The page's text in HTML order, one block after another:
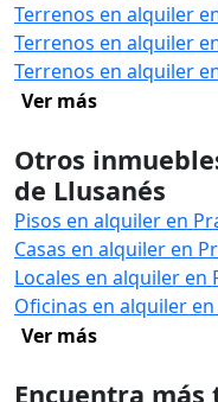
Terrenos en alquiler
Terrenos en alquiler
Terrenos en alquiler
Ver más
Otros
de Llusanés
Pisos en alquiler en
Casas en alquiler en
Locales en alquiler en
Oficinas en alquiler
Ver más
Encuentra